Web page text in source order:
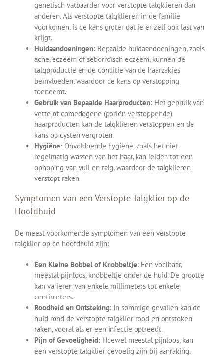
genetisch vatbaarder voor verstopte talgklieren dan
anderen. Als verstopte talgklieren in de familie
voorkomen, is de kans groter dat je er zelf ook last van
krijgt.
Huidaandoeningen: Bepaalde huidaandoeningen, zoals
acne, eczeem of seborroïsch eczeem, kunnen de
talgproductie en de conditie van de haarzakjes
beïnvloeden, waardoor de kans op verstopping
toeneemt.
Gebruik van Bepaalde Haarproducten: Het gebruik van
vette of comedogene (poriën verstoppende)
haarproducten kan de talgklieren verstoppen en de
kans op cysten vergroten.
Hygiëne: Onvoldoende hygiëne, zoals het niet
regelmatig wassen van het haar, kan leiden tot een
ophoping van vuil en talg, waardoor de talgklieren
verstopt raken.
Symptomen van een Verstopte Talgklier op de
Hoofdhuid
De meest voorkomende symptomen van een verstopte
talgklier op de hoofdhuid zijn:
Een Kleine Bobbel of Knobbeltje: Een voelbaar,
meestal pijnloos, knobbeltje onder de huid. De grootte
kan variëren van enkele millimeters tot enkele
centimeters.
Roodheid en Ontsteking: In sommige gevallen kan de
huid rond de verstopte talgklier rood en ontstoken
raken, vooral als er een infectie optreedt.
Pijn of Gevoeligheid: Hoewel meestal pijnloos, kan
een verstopte talgklier gevoelig zijn bij aanraking,